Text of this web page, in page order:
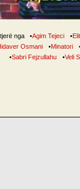
nga •Agim Tejeci •
Osmani •Minatori
•Sabri Fejzullahu •Veli